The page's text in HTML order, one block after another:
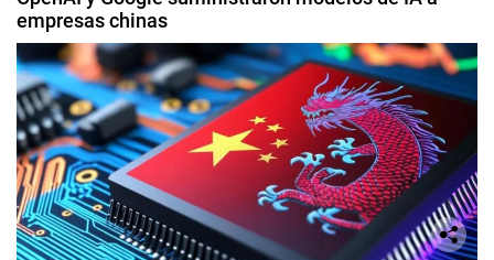
empresas chinas